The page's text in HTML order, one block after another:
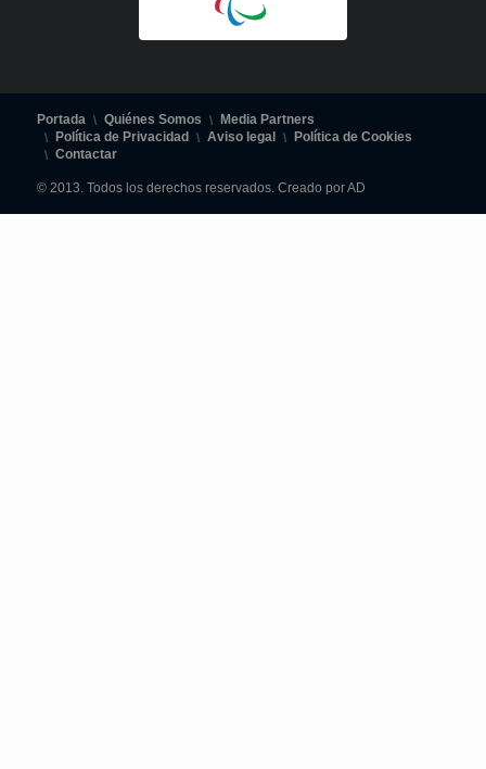
Portada Quiénes Somos
Media Partners
Política de Privacidad
Aviso legal
Política de Cookies
Contactar
© 2013. Todos los derechos reservados. Creado por AD